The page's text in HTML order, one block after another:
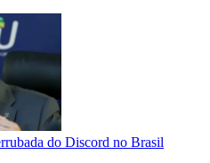
do Discord no Brasil